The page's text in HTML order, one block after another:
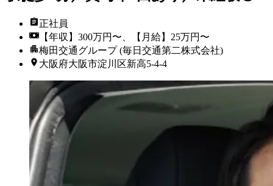
正社員
【年収】300万円〜、【月給】25万円〜
梅田交通グループ (毎日交通第二株式会社)
大阪府大阪市淀川区新高5-4-4